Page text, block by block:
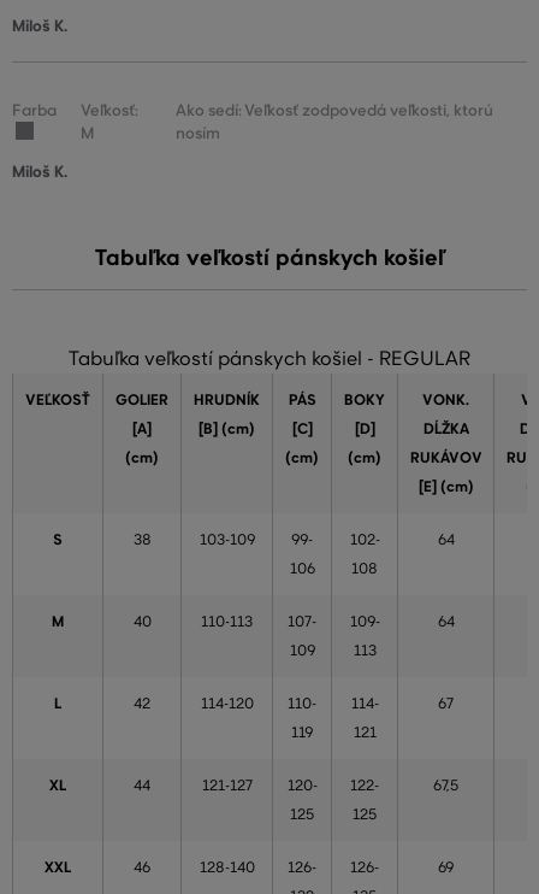
Miloš K.
Farba
Veľkosť:
M
Ako sedí: Veľkosť zodpovedá veľkosti, ktorú
nosím
Miloš K.
Tabuľka veľkostí pánskych košieľ
Tabuľka veľkostí pánskych košiel - REGULAR
VEĽKOSŤ
GOLIER
[A]
(cm)
HRUDNÍK
[B] (cm)
PÁS
[C]
(cm)
BOKY
[D]
(cm)
VONK.
DĹŽKA
RUKÁVOV
[E] (cm)
S 38 103-109
99-
106
102-
108
64
M 40 110-113
107-
109
109-
113
64
L 42 114-120
110-
119
114-
121
67
XL 44 121-127
120-
125
122-
125
67,5
XXL 46 128-140
126-
126-
69